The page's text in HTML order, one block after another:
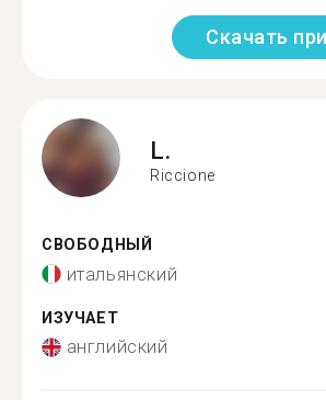
Скачать
L.
Riccione
СВОБОДНЫЙ
итальянский
ИЗУЧАЕТ
английский